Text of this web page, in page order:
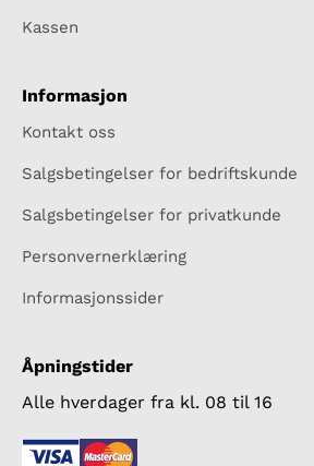
Kassen
Informasjon
Kontakt oss
Salgsbetingelser for bedriftskunde
Salgsbetingelser for privatkunde
Personvernerklæring
Informasjonssider
Åpningstider
Alle hverdager fra kl. 08 til 16